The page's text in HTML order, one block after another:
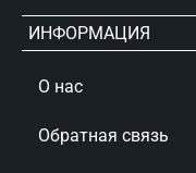
ИНФОРМАЦИЯ
О нас
Обратная связь